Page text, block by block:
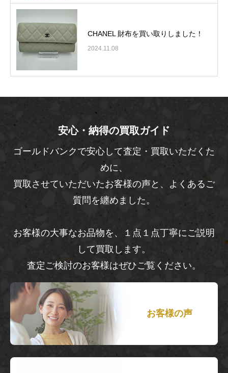
CHANEL 財布を買い取りしました！
2024.11.08
安心・納得の買取ガイド
ゴールドバンクで安心して査定・買取いただくた
めに、
買取させていただいたお客様の声と、よくあるご
質問を纏めました。
お客様の大事なお品物を、１点１点丁寧にご説明
して買取します。
査定ご検討のお客様はぜひご覧ください。
お客様の声